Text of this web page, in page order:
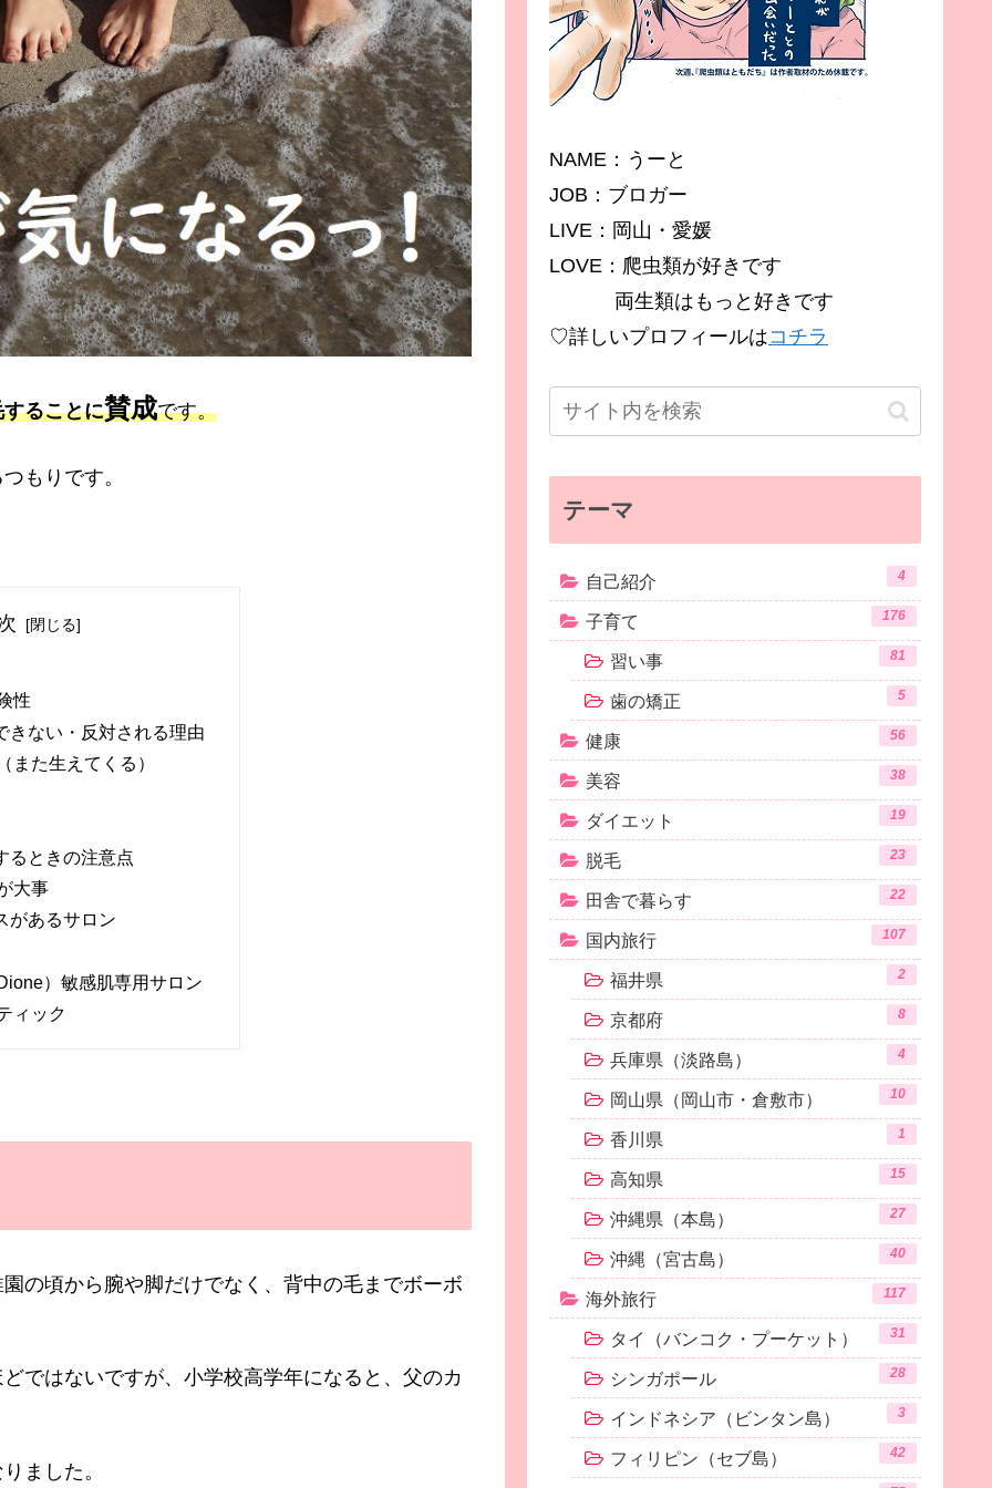
ることに賛成です。
もりです。
性
きない・反対される理由
また生えてくる）
るときの注意点
大事
があるサロン
）敏感肌専用サロン
ィック
の頃から腕や脚だけでなく、背中の毛までボーボ
ではないですが、小学校高学年になると、父のカ
ました。
NAME：うーと
JOB：ブロガー
LIVE：岡山・愛媛
LOVE：爬虫類が好きです
両生類はもっと好きです
♡詳しいプロフィールはコチラ
テーマ
自己紹介 4
子育て 176
習い事 81
歯の矯正 5
健康 56
美容 38
ダイエット 19
脱毛 23
田舎で暮らす 22
国内旅行 107
福井県 2
京都府 8
兵庫県（淡路島） 4
岡山県（岡山市・倉敷市） 10
香川県 1
高知県 15
沖縄県（本島） 27
沖縄（宮古島） 40
海外旅行 117
タイ（バンコク・プーケット） 31
シンガポール 28
インドネシア（ビンタン島） 3
フィリピン（セブ島） 42